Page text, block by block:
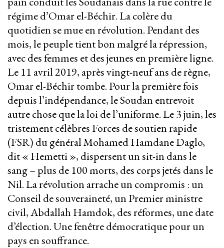
régime d’Omar el-Béchir. La colère du
quotidien se mue en révolution. Pendant des
mois, le peuple tient bon malgré la répression,
avec des femmes et des jeunes en première ligne.
Le 11 avril 2019, après vingt-neuf ans de règne,
Omar el-Béchir tombe. Pour la première fois
depuis l’indépendance, le Soudan entrevoit
autre chose que la loi de l’uniforme. Le 3 juin, les
tristement célèbres Forces de soutien rapide
(FSR) du général Mohamed Hamdane Daglo,
dit « Hemetti », dispersent un sit-in dans le
sang – plus de 100 morts, des corps jetés dans le
Nil. La révolution arrache un compromis : un
Conseil de souveraineté, un Premier ministre
civil, Abdallah Hamdok, des réformes, une date
d’élection. Une fenêtre démocratique pour un
pays en souffrance.